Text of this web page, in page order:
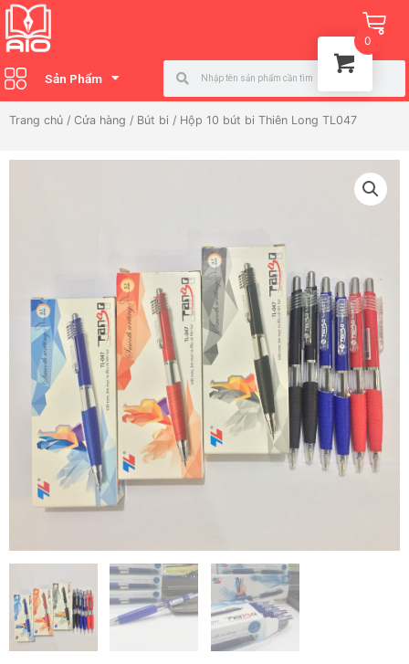
Nhảy
tới
nội
dung
Sản Phẩm
Search
Trang chủ / Cửa hàng / Bút bi / Hộp 10 bút bi Thiên Long TL047
0